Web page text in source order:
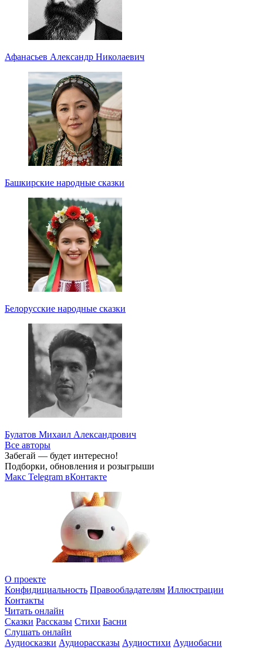
Афанасьев Александр Николаевич
Башкирские народные сказки
Белорусские народные сказки
Булатов Михаил Александрович
Все авторы
Забегай — будет интересно!
Подборки, обновления и розыгрыши
Макс Telegram вКонтакте
О проекте
Конфидициальность Правообладателям Иллюстрации
Контакты
Читать онлайн
Сказки Рассказы Стихи Басни
Слушать онлайн
Аудиосказки Аудиорассказы Аудиостихи Аудиобасни